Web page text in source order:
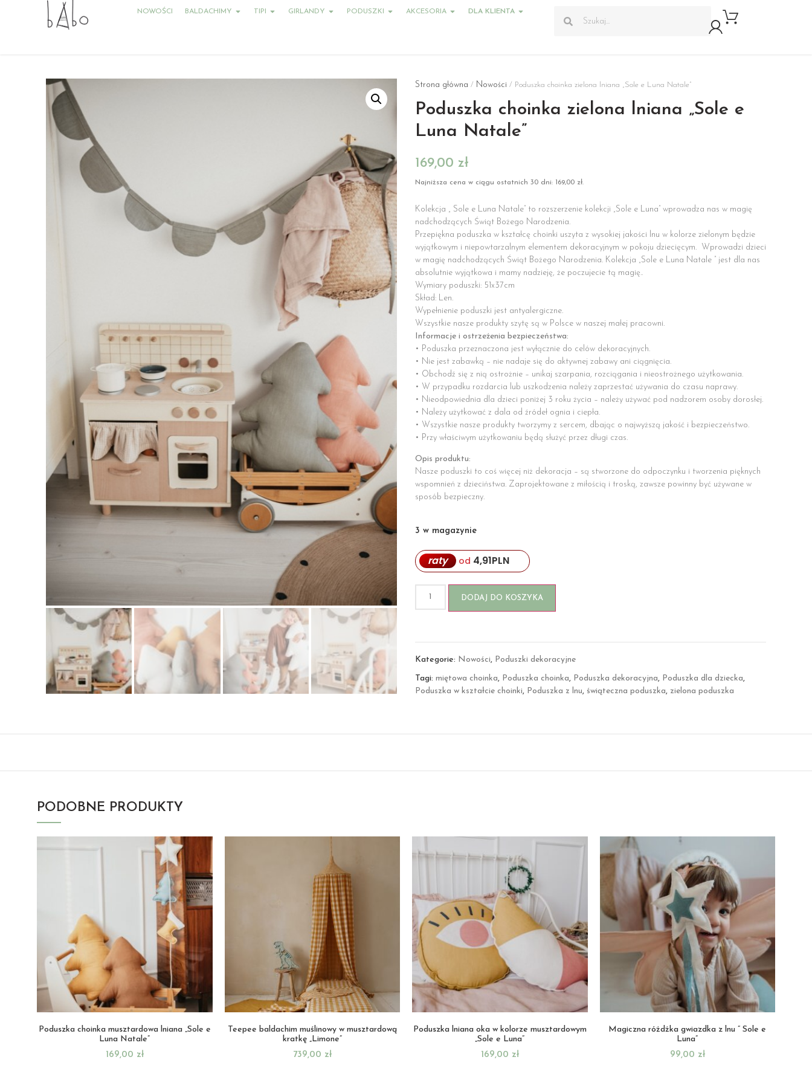
NOWOŚCI BALDACHIMY TIPI GIRLANDY PODUSZKI AKCESORIA DLA KLIENTA
Strona główna / Nowości / Poduszka choinka zielona lniana „Sole e Luna Natale”
Poduszka choinka zielona lniana „Sole e
Luna Natale”
169,00 zł
Najniższa cena w ciągu ostatnich 30 dni: 169,00 zł.
Kolekcja „ Sole e Luna Natale” to rozszerzenie kolekcji „Sole e Luna” wprowadza nas w magię
nadchodzących Świąt Bożego Narodzenia.
Przepiękna poduszka w kształcę choinki uszyta z wysokiej jakości lnu w kolorze zielonym będzie
wyjątkowym i niepowtarzalnym elementem dekoracyjnym w pokoju dziecięcym. Wprowadzi dzieci
w magię nadchodzących Świąt Bożego Narodzenia. Kolekcja „Sole e Luna Natale ” jest dla nas
absolutnie wyjątkowa i mamy nadzieję, że poczujecie tą magię..
Wymiary poduszki: 51x37cm
Skład: Len.
Wypełnienie poduszki jest antyalergiczne.
Wszystkie nasze produkty szytę są w Polsce w naszej małej pracowni.
Informacje i ostrzeżenia bezpieczeństwa:
• Poduszka przeznaczona jest wyłącznie do celów dekoracyjnych.
• Nie jest zabawką – nie nadaje się do aktywnej zabawy ani ciągnięcia.
• Obchodź się z nią ostrożnie – unikaj szarpania, rozciągania i nieostrożnego użytkowania.
• W przypadku rozdarcia lub uszkodzenia należy zaprzestać używania do czasu naprawy.
• Nieodpowiednia dla dzieci poniżej 3 roku życia – należy używać pod nadzorem osoby dorosłej.
• Należy użytkować z dala od źródeł ognia i ciepła.
• Wszystkie nasze produkty tworzymy z sercem, dbając o najwyższą jakość i bezpieczeństwo.
• Przy właściwym użytkowaniu będą służyć przez długi czas.
Opis produktu:
Nasze poduszki to coś więcej niż dekoracja – są stworzone do odpoczynku i tworzenia pięknych
wspomnień z dzieciństwa. Zaprojektowane z miłością i troską, zawsze powinny być używane w
sposób bezpieczny.
3 w magazynie
raty od 4,91PLN
DODAJ DO KOSZYKA
Kategorie: Nowości, Poduszki dekoracyjne
Tagi: miętowa choinka, Poduszka choinka, Poduszka dekoracyjna, Poduszka dla dziecka,
Poduszka w kształcie choinki, Poduszka z lnu, świąteczna poduszka, zielona poduszka
PODOBNE PRODUKTY
Poduszka choinka musztardowa lniana „Sole e
Luna Natale”
169,00 zł
Teepee baldachim muślinowy w musztardową
kratkę „Limone”
739,00 zł
Poduszka lniana oka w kolorze musztardowym
„Sole e Luna”
169,00 zł
Magiczna różdżka gwiazdka z lnu ” Sole e
Luna”
99,00 zł